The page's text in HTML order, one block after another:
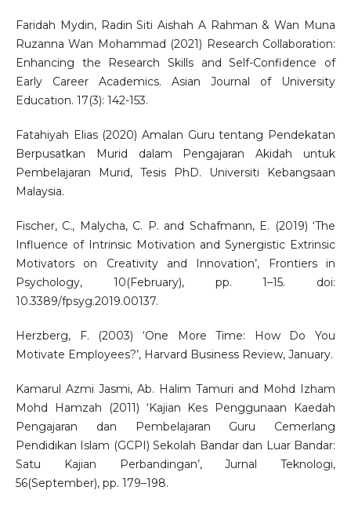
Faridah Mydin, Radin Siti Aishah A Rahman & Wan Muna
Ruzanna Wan Mohammad (2021) Research Collaboration:
Enhancing the Research Skills and Self-Confidence of
Early Career Academics. Asian Journal of University
Education. 17(3): 142-153.
Fatahiyah Elias (2020) Amalan Guru tentang Pendekatan
Berpusatkan Murid dalam Pengajaran Akidah untuk
Pembelajaran Murid, Tesis PhD. Universiti Kebangsaan
Malaysia.
Fischer, C., Malycha, C. P. and Schafmann, E. (2019) ‘The
Influence of Intrinsic Motivation and Synergistic Extrinsic
Motivators on Creativity and Innovation’, Frontiers in
Psychology, 10(February), pp. 1–15. doi:
10.3389/fpsyg.2019.00137.
Herzberg, F. (2003) ‘One More Time: How Do You
Motivate Employees?’, Harvard Business Review, January.
Kamarul Azmi Jasmi, Ab. Halim Tamuri and Mohd Izham
Mohd Hamzah (2011) ‘Kajian Kes Penggunaan Kaedah
Pengajaran dan Pembelajaran Guru Cemerlang
Pendidikan Islam (GCPI) Sekolah Bandar dan Luar Bandar:
Satu Kajian Perbandingan’, Jurnal Teknologi,
56(September), pp. 179–198.